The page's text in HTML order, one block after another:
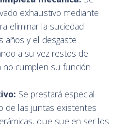
exhaustivo mediante
eliminar la suciedad
años y el desgaste
a su vez restos de
no cumplen su función
Se prestará especial
de las juntas existentes
que suelen ser los